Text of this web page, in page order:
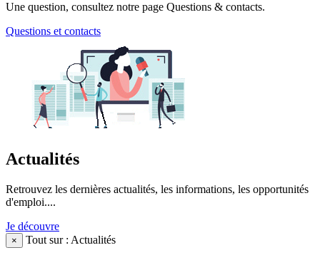
Une question, consultez notre page Questions & contacts.
Questions et contacts
Actualités
Retrouvez les dernières actualités, les informations, les opportunités
d'emploi....
Je découvre
× Tout sur : Actualités